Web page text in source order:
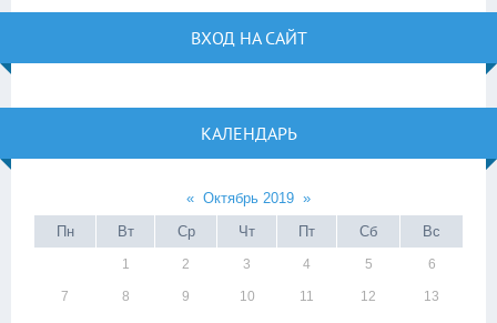
ВХОД НА САЙТ
КАЛЕНДАРЬ
« Октябрь 2019 »
Пн
Вт Ср Чт Пт Сб Вс
1 2 3 4 5 6
7 8 9 10 11 12 13